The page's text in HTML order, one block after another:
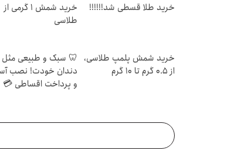
خرید طلا قسطی شد!!!!!!
خرید شمش 1 گرمی از
طلاسی
خرید شمش پلمپ طلاسی،
از ۰.۵ گرم تا ۱۰ گرم
🦷 سبک و طبیعی مثل
دندان خودت! نصب
و پرداخت اقساطی 💳